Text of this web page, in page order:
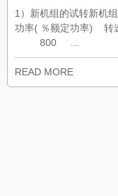
功率( ％额定功率
800 ...